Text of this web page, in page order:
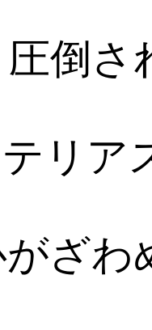
ざわ
リア
圧倒さ